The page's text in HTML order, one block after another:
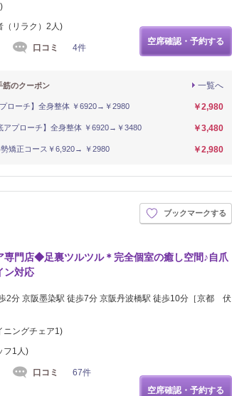
（リラク）2人)
口コミ 4件
空席確認・予約する
一覧へ
のクーポン
ローチ】全身整体 ￥6920→￥2980 ￥2,980
アプローチ】全身整体 ￥6920→￥3480 ￥3,480
勢矯正コース￥6,920→ ￥2980 ￥2,980
ブックマークする
門店◆足裏ツルツル＊完全個室の癒し空間♪自爪
ン対応
2分 京阪墨染駅 徒歩7分 京阪丹波橋駅 徒歩10分［京都 伏
ニングチェア1)
フ1人)
口コミ 67件
空席確認・予約する